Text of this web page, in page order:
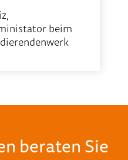
beim
beraten Sie